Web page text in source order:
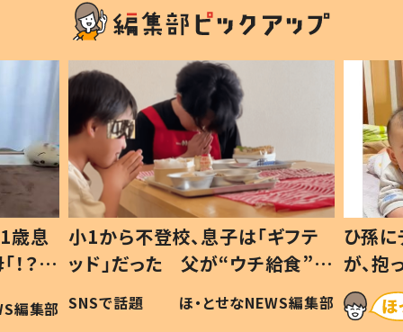
歳息
？」
編集部
小1から不登校、息子は「ギフテ
ッド」だった 父が“ウチ給食”を
作り続ける理由とは #令和の親
#令和の子
SNSで話題 ほ・とせなNEWS編集部
ひ孫
が、
「涙が
い」